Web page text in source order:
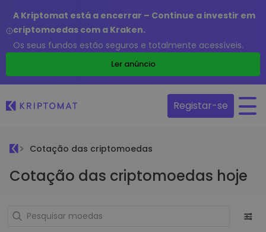
A Kriptomat está a encerrar – Continue a investir em
criptomoedas com a Kraken.
Os seus fundos estão seguros e totalmente acessíveis.
Ler anúncio
Registar-se
Cotação das criptomoedas
Cotação das criptomoedas hoje